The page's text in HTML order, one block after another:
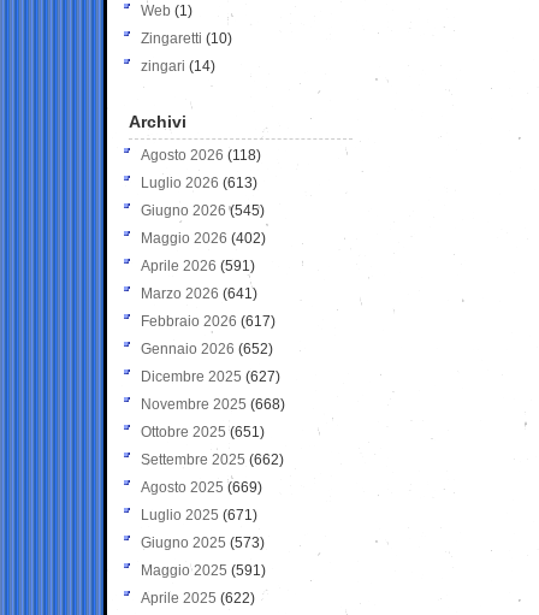
Web (1)
Zingaretti (10)
zingari (14)
Archivi
Agosto 2026 (118)
Luglio 2026 (613)
Giugno 2026 (545)
Maggio 2026 (402)
Aprile 2026 (591)
Marzo 2026 (641)
Febbraio 2026 (617)
Gennaio 2026 (652)
Dicembre 2025 (627)
Novembre 2025 (668)
Ottobre 2025 (651)
Settembre 2025 (662)
Agosto 2025 (669)
Luglio 2025 (671)
Giugno 2025 (573)
Maggio 2025 (591)
Aprile 2025 (622)